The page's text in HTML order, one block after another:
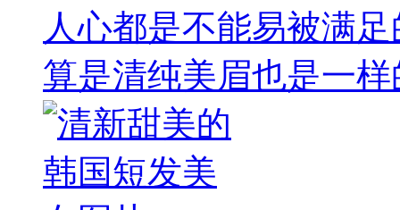
人心都是不能易被满
算是清纯美眉也是一